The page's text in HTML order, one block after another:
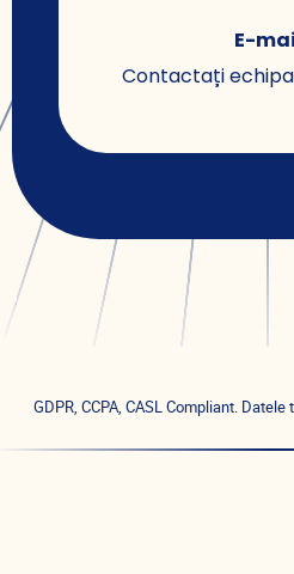
E-
Contactați
GDPR, CCPA, CASL Compliant.